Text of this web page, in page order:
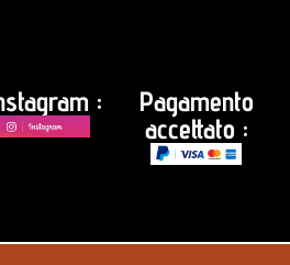
:
Pagamento
accettato :